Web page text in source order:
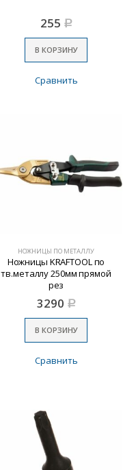
255 Р
В КОРЗИНУ
Сравнить
НОЖНИЦЫ ПО МЕТАЛЛУ
Ножницы KRAFTOOL по
тв.металлу 250мм прямой
рез
3290 Р
В КОРЗИНУ
Сравнить